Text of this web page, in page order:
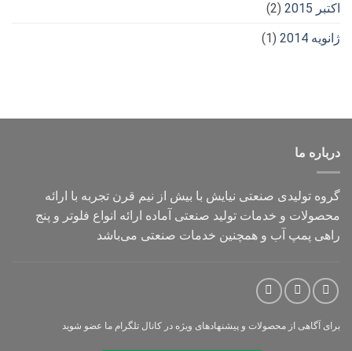
اکتبر 2015
(2)
ژانویه 2014
(1)
درباره ما
گروه تولیدی صنعتی نیایش با بیش از نیم قرن تجربه با ارائه
محصولات و خدمات تولید صنعتی آماده ارائه انواع فلوتر و پنج
راهی پمپ آب و همچنین خدمات صنعتی می‌باشد
برای آگاهی از محصولات و پیشنهادهای ویژه در کانال تلگرام ما عضو شوید